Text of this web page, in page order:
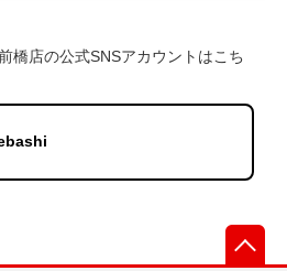
橋店の公式SNSアカウントはこち